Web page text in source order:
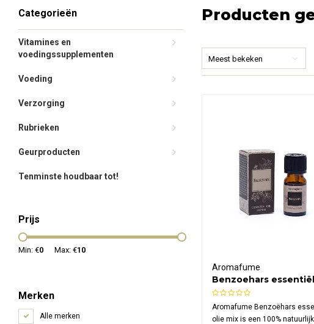
Categorieën
Vitamines en
voedingssupplementen
Voeding
Verzorging
Rubrieken
Geurproducten
Tenminste houdbaar tot!
Prijs
Min: €0 Max: €10
Merken
Alle merken
Producten
Meest bekeken
Aromafume
Benzoehars
olie mix
Aromafume Benzoëhars
olie mix is een 100%